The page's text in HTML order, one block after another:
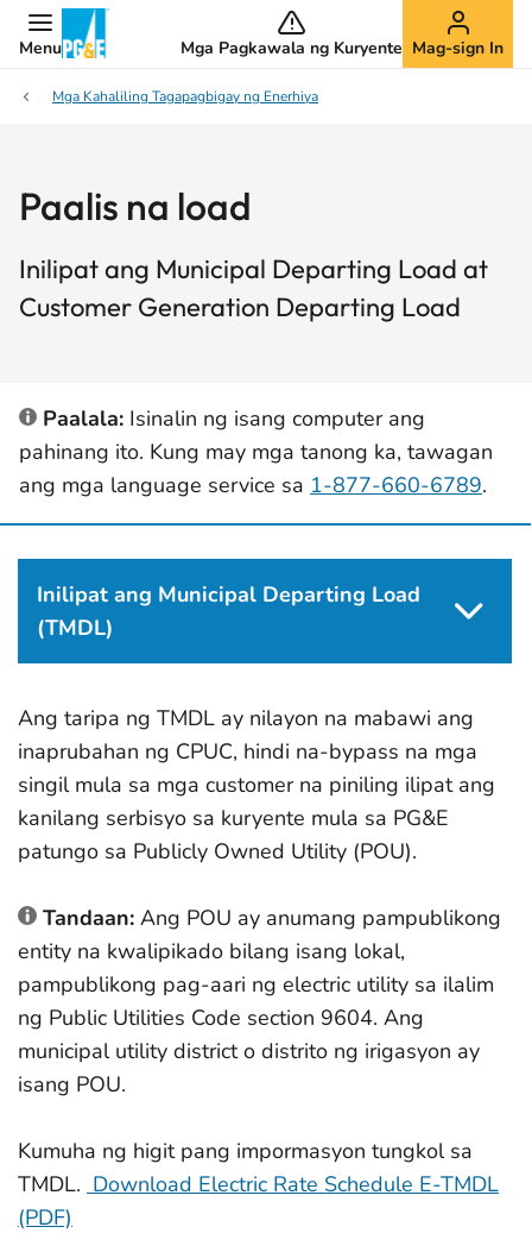
Menu Mga Pagkawala ng Kuryente Mag-sign In
Mga Kahaliling Tagapagbigay ng Enerhiya
Paalis na load
Inilipat ang Municipal Departing Load at
Customer Generation Departing Load
Paalala: Isinalin ng isang computer ang
pahinang ito. Kung may mga tanong ka, tawagan
ang mga language service sa 1-877-660-6789.
Inilipat ang Municipal Departing Load
(TMDL)
Ang taripa ng TMDL ay nilayon na mabawi ang
inaprubahan ng CPUC, hindi na-bypass na mga
singil mula sa mga customer na piniling ilipat ang
kanilang serbisyo sa kuryente mula sa PG&E
patungo sa Publicly Owned Utility (POU).
Tandaan: Ang POU ay anumang pampublikong
entity na kwalipikado bilang isang lokal,
pampublikong pag-aari ng electric utility sa ilalim
ng Public Utilities Code section 9604. Ang
municipal utility district o distrito ng irigasyon ay
isang POU.
Kumuha ng higit pang impormasyon tungkol sa
TMDL. Download Electric Rate Schedule E-TMDL
(PDF)